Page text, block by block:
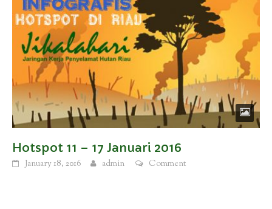
Hotspot 11 – 17 Januari 2016
January 18, 2016 admin Comment